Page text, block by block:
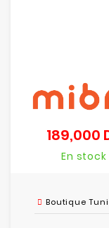
189,000
En stock
Boutique